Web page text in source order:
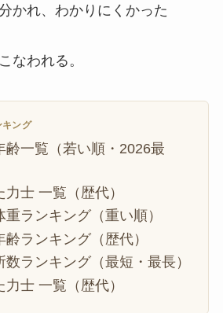
かれ、わかりにくかった
なわれる。
キング
齢一覧（若い順・2026最
士 一覧（歴代）
ランキング（重い順）
ランキング（歴代）
ランキング（最短・最長）
士 一覧（歴代）